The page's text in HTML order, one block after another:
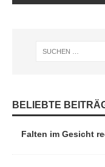
BELIEBTE
Falten im Gesicht